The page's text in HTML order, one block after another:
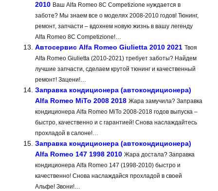
2010 Ваш Alfa Romeo 8C Competizione нуждается в
заботе? Мы знаем все о моделях 2008-2010 годов! Тюнинг,
ремонт, запчасти – вдохнем новую жизнь в вашу легенду
Alfa Romeo 8C Competizione!…
Автосервис Alfa Romeo Giulietta 2010 2021 Твоя
Alfa Romeo Giulietta (2010-2021) требует заботы? Найдем
лучшие запчасти, сделаем крутой тюнинг и качественный
ремонт! Зацени!…
Заправка кондиционера (автокондиционера)
Alfa Romeo MiTo 2008 2018 Жара замучила? Заправка
кондиционера Alfa Romeo MiTo 2008-2018 годов выпуска –
быстро, качественно и с гарантией! Снова наслаждайтесь
прохладой в салоне!…
Заправка кондиционера (автокондиционера)
Alfa Romeo 147 1998 2010 Жара достала? Заправка
кондиционера Alfa Romeo 147 (1998-2010) быстро и
качественно! Снова наслаждайся прохладой в своей
Альфе! Звони!…